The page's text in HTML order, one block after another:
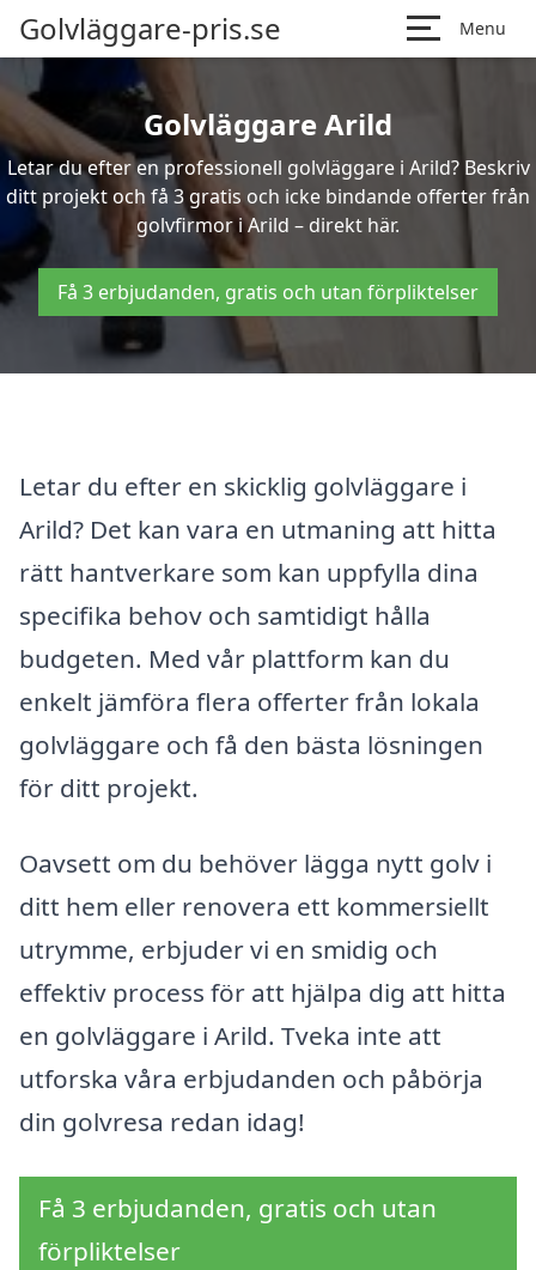
Golvläggare-pris.se Menu
Golvläggare Arild
Letar du efter en professionell golvläggare i Arild? Beskriv
ditt projekt och få 3 gratis och icke bindande offerter från
golvfirmor i Arild – direkt här.
Få 3 erbjudanden, gratis och utan förpliktelser
Letar du efter en skicklig golvläggare i
Arild? Det kan vara en utmaning att hitta
rätt hantverkare som kan uppfylla dina
specifika behov och samtidigt hålla
budgeten. Med vår plattform kan du
enkelt jämföra flera offerter från lokala
golvläggare och få den bästa lösningen
för ditt projekt.
Oavsett om du behöver lägga nytt golv i
ditt hem eller renovera ett kommersiellt
utrymme, erbjuder vi en smidig och
effektiv process för att hjälpa dig att hitta
en golvläggare i Arild. Tveka inte att
utforska våra erbjudanden och påbörja
din golvresa redan idag!
Få 3 erbjudanden, gratis och utan
förpliktelser